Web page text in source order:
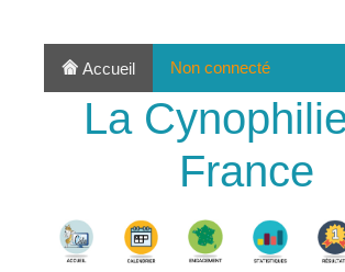
Accueil Non connecté
La
France